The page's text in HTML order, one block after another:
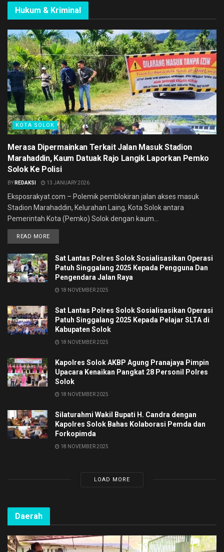
Hukum & Kriminal
KOTA SOLOK
Merasa Dipermainkan Terkait Jalan Masuk Stadion
Marahaddin, Kaum Datuak Rajo Langik Laporkan Pemko
Solok Ke Polisi
BY REDAKSI 13 JANUARY 2026
Eksposrakyat.com – Polemik pemblokiran jalan akses masuk
Stadion Marahaddin, Kelurahan Laing, Kota Solok antara
Pemerintah Kota (Pemko) Solok dengan kaum...
READ MORE
Sat Lantas Polres Solok Sosialisasikan Operasi
Patuh Singgalang 2025 Kepada Pengguna Dan
Pengendara Jalan Raya
18 NOVEMBER 2025
Sat Lantas Polres Solok Sosialisasikan Operasi
Patuh Singgalang 2025 Kepada Pelajar SLTA di
Kabupaten Solok
18 NOVEMBER 2025
Kapolres Solok AKBP Agung Pranajaya Pimpin
Upacara Kenaikan Pangkat 28 Personil Polres
Solok
18 NOVEMBER 2025
Silaturahmi Wakil Bupati H. Candra dengan
Kapolres Solok Bahas Kolaborasi Pemda dan
Forkopimda
18 NOVEMBER 2025
LOAD MORE
Daerah